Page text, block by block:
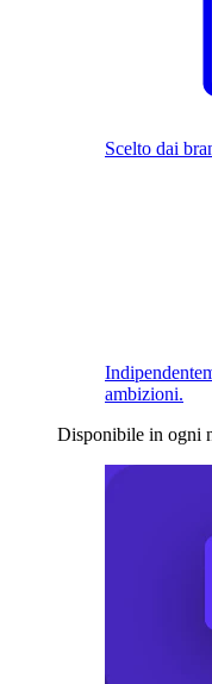
Scelto dai
ambizioni.
Disponibile in ogni